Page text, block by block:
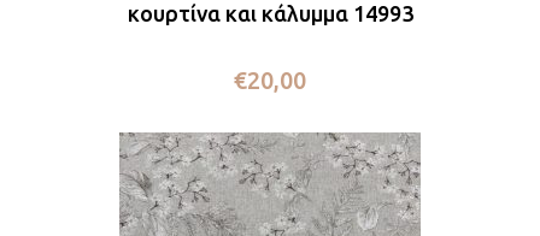
κουρτίνα και κάλυμμα 14993
€20,00